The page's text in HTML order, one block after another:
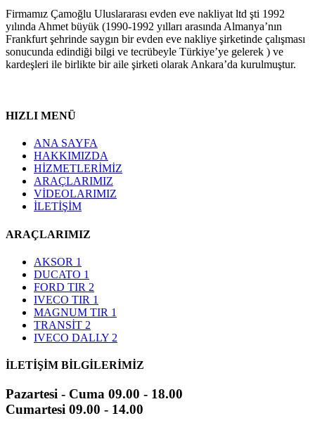
Firmamız Çamoğlu Uluslararası evden eve nakliyat ltd şti 1992
yılında Ahmet büyük (1990-1992 yılları arasında Almanya’nın
Frankfurt şehrinde saygın bir evden eve nakliye şirketinde çalışması
sonucunda edindiği bilgi ve tecrübeyle Türkiye’ye gelerek ) ve
kardeşleri ile birlikte bir aile şirketi olarak Ankara’da kurulmuştur.
HIZLI MENÜ
ANA SAYFA
HAKKIMIZDA
HİZMETLERİMİZ
ARAÇLARIMIZ
VİDEOLARIMIZ
İLETİŞİM
ARAÇLARIMIZ
AKSOR 1
DUCATO 1
FORD TIR 2
IVECO TIR 1
MAGNUM TIR 1
TRANSİT 2
IVECO DALLY 2
İLETİŞİM BİLGİLERİMİZ
Pazartesi - Cuma 09.00 - 18.00
Cumartesi 09.00 - 14.00